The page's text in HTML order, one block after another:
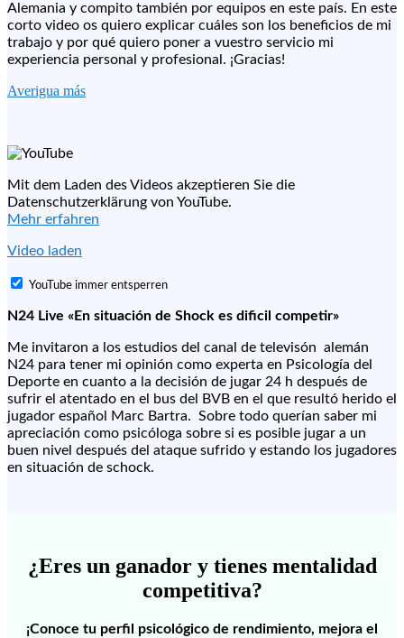
Alemania y compito también por equipos en este país. En este
corto video os quiero explicar cuáles son los beneficios de mi
trabajo y por qué quiero poner a vuestro servicio mi
experiencia personal y profesional. ¡Gracias!
Averigua más
Mit dem Laden des Videos akzeptieren Sie die
Datenschutzerklärung von YouTube.
Mehr erfahren
Video laden
YouTube immer entsperren
N24 Live «En situación de Shock es dificil competir»
Me invitaron a los estudios del canal de televisón alemán
N24 para tener mi opinión como experta en Psicología del
Deporte en cuanto a la decisión de jugar 24 h después de
sufrir el atentado en el bus del BVB en el que resultó herido el
jugador español Marc Bartra. Sobre todo querían saber mi
apreciación como psicóloga sobre si es posible jugar a un
buen nivel después del ataque sufrido y estando los jugadores
en situación de schock.
¿Eres un ganador y tienes mentalidad
competitiva?
¡Conoce tu perfil psicológico de rendimiento, mejora el